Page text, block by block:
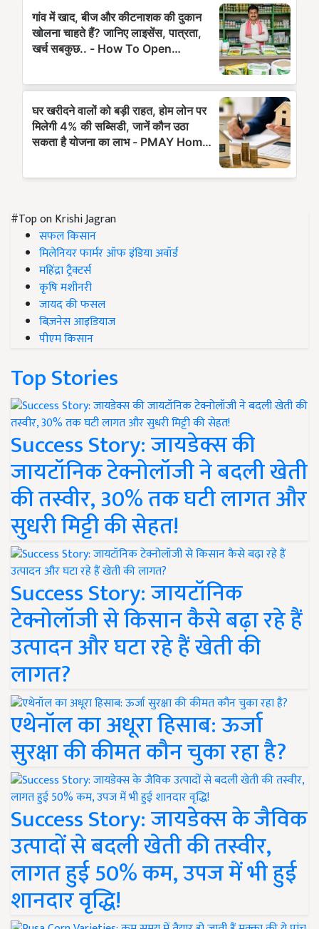
#Top on Krishi Jagran
सफल किसान
मिलेनियर फार्मर ऑफ इंडिया अवॉर्ड
महिंद्रा ट्रैक्टर्स
कृषि मशीनरी
जायद की फसल
बिज़नेस आइडियाज
पीएम किसान
Top Stories
Success Story: जायडेक्स की
जायटॉनिक टेक्नोलॉजी ने बदली खेती
की तस्वीर, 30% तक घटी लागत और
सुधरी मिट्टी की सेहत!
Success Story: जायटॉनिक
टेक्नोलॉजी से किसान कैसे बढ़ा रहे हैं
उत्पादन और घटा रहे हैं खेती की
लागत?
एथेनॉल का अधूरा हिसाब: ऊर्जा
सुरक्षा की कीमत कौन चुका रहा है?
Success Story: जायडेक्स के जैविक
उत्पादों से बदली खेती की तस्वीर,
लागत हुई 50% कम, उपज में भी हुई
शानदार वृद्धि!